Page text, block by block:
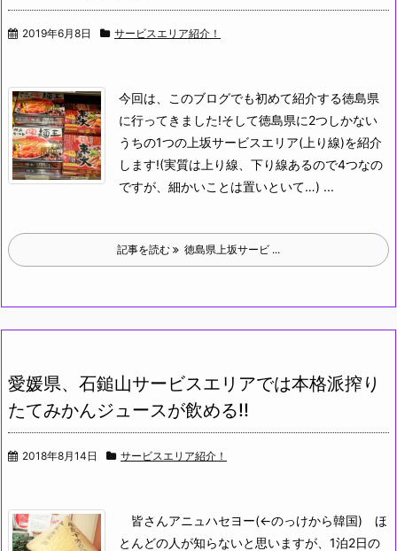
2019年6月8日 サービスエリア紹介！
今回は、このブログでも初めて紹介する徳島県
に行ってきました!そして徳島県に2つしかない
うちの1つの上坂サービスエリア(上り線)を紹介
します!(実質は上り線、下り線あるので4つなの
ですが、細かいことは置いといて…) ...
記事を読む 徳島県上坂サービ ...
愛媛県、石鎚山サービスエリアでは本格派搾り
たてみかんジュースが飲める!!
2018年8月14日 サービスエリア紹介！
皆さんアニュハセヨー(←のっけから韓国) ほ
とんどの人が知らないと思いますが、1泊2日の